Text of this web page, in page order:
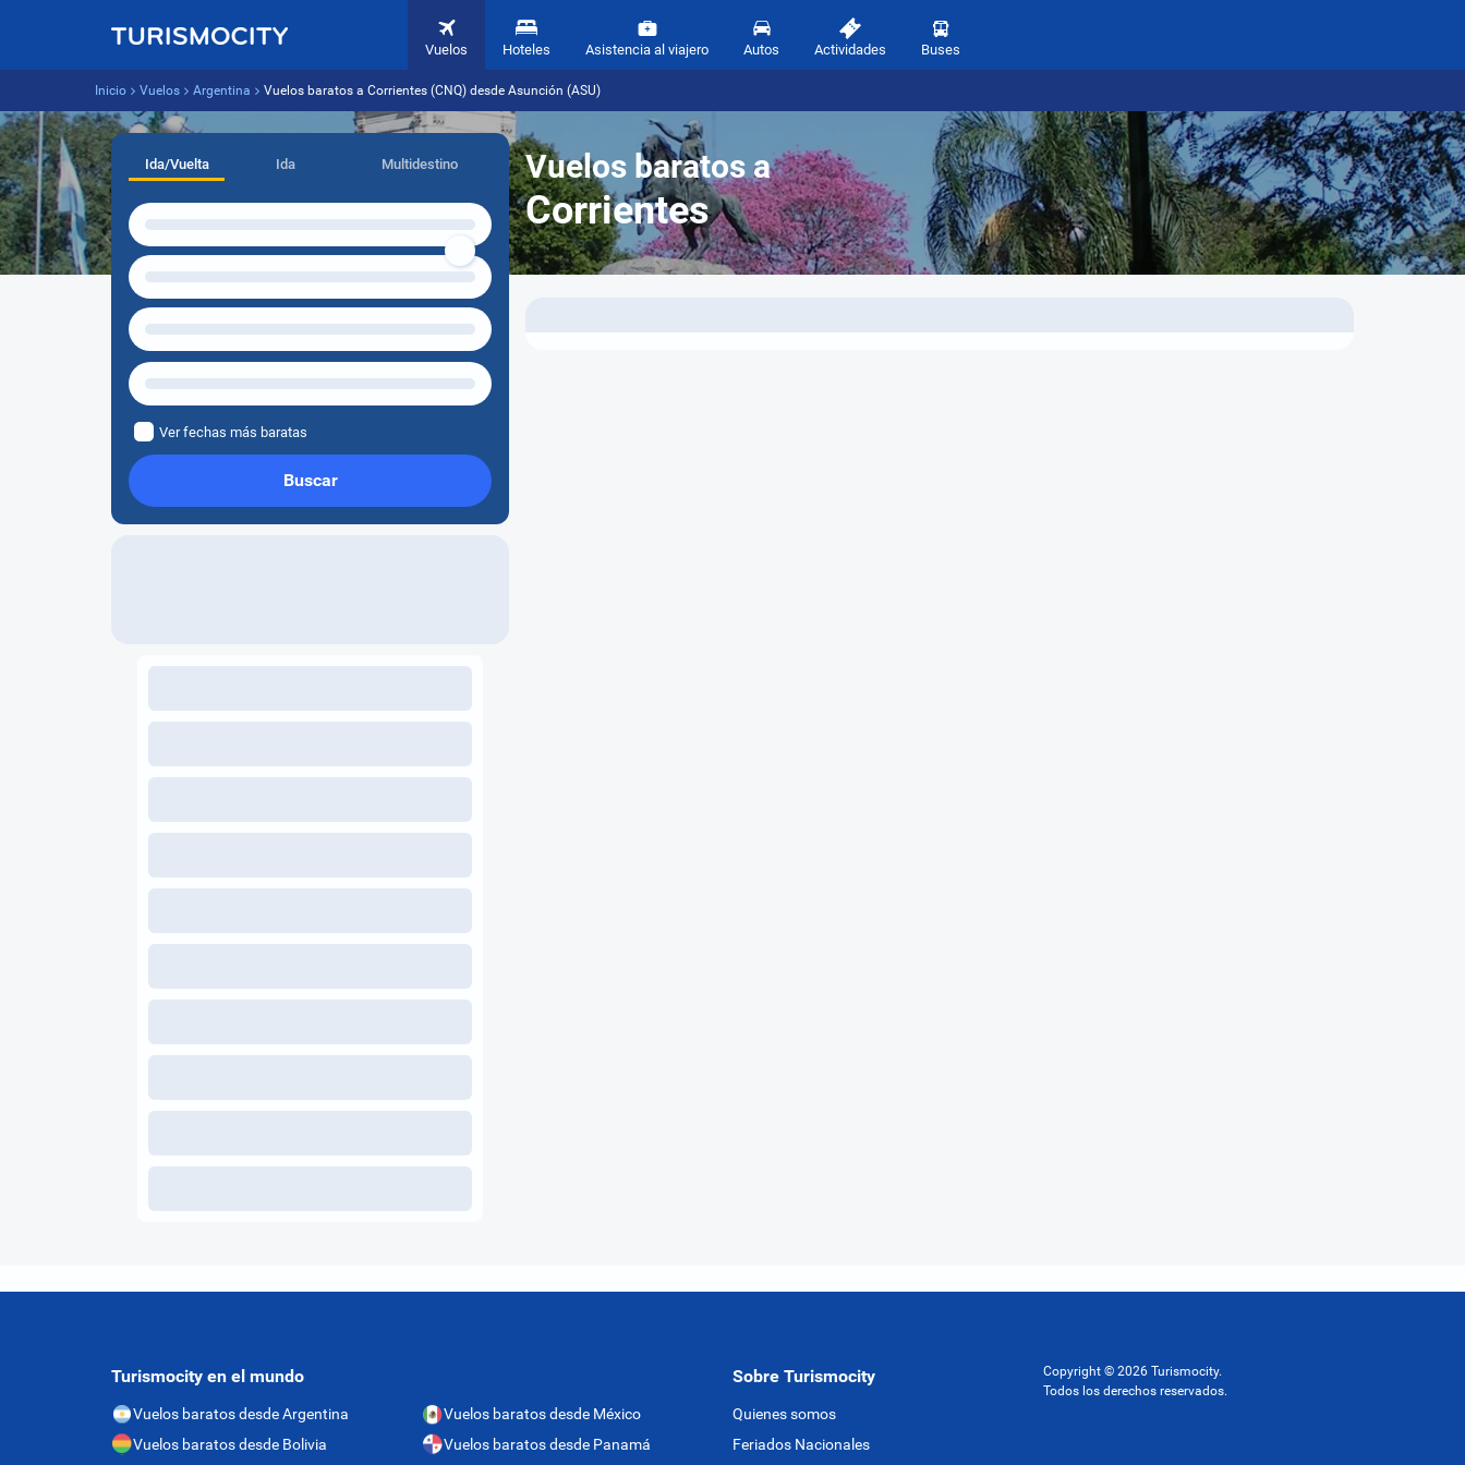
Vuelos Hoteles Asistencia al viajero Autos Actividades Buses
Inicio Vuelos Argentina Vuelos baratos a Corrientes (CNQ) desde Asunción (ASU)
Vuelos baratos a
Corrientes
Ida/Vuelta Ida Multidestino
Ver fechas más baratas
Buscar
Turismocity en el mundo
Vuelos baratos desde Argentina
Vuelos baratos desde Bolivia
Vuelos baratos desde México
Vuelos baratos desde Panamá
Sobre Turismocity
Quienes somos
Feriados Nacionales
Copyright © 2026 Turismocity.
Todos los derechos reservados.